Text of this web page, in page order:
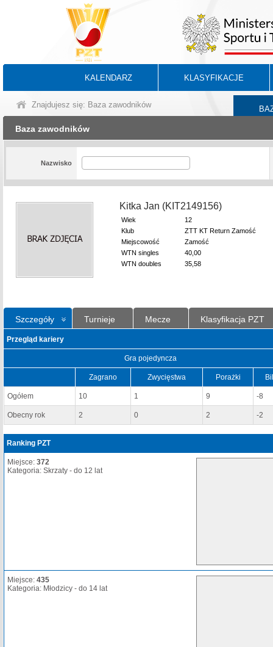
KALENDARZ KLASYFIKACJE
Znajdujesz się: Baza zawodników
Baza zawodników
Nazwisko
Kitka Jan (KIT2149156)
Wiek
12
Klub
ZTT KT Return Zamość
Miejscowość
Zamość
WTN singles
40,00
WTN doubles
35,58
Szczegóły Turnieje Mecze Klasyfikacja PZT
Przegląd kariery
Gra pojedyncza
Zagrano Zwycięstwa Porażki
Ogółem 10 1 9 -8
Obecny rok 2 0 2 -2
Ranking PZT
Miejsce: 372
Kategoria: Skrzaty - do 12 lat
Miejsce: 435
Kategoria: Młodzicy - do 14 lat